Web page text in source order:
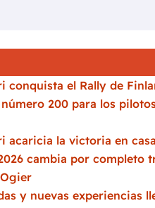
conquista el Rally de
200 para los
acaricia la victoria en
cambia por completo
y nuevas experiencias